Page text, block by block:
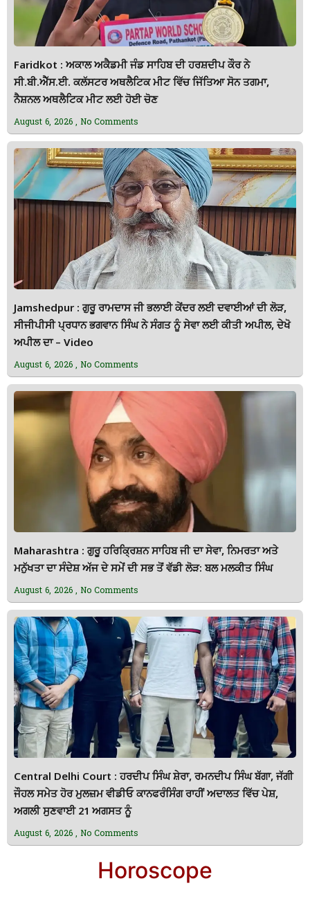
Faridkot : ਅਕਾਲ ਅਕੈਡਮੀ ਜੰਡ ਸਾਹਿਬ ਦੀ ਹਰਸ਼ਦੀਪ ਕੌਰ ਨੇ
ਸੀ.ਬੀ.ਐੱਸ.ਈ. ਕਲੱਸਟਰ ਅਥਲੈਟਿਕ ਮੀਟ ਵਿੱਚ ਜਿੱਤਿਆ ਸੋਨ ਤਗਮਾ,
ਨੈਸ਼ਨਲ ਅਥਲੈਟਿਕ ਮੀਟ ਲਈ ਹੋਈ ਚੋਣ
August 6, 2026 No Comments
Jamshedpur : ਗੁਰੂ ਰਾਮਦਾਸ ਜੀ ਭਲਾਈ ਕੇਂਦਰ ਲਈ ਦਵਾਈਆਂ ਦੀ ਲੋੜ,
ਸੀਜੀਪੀਸੀ ਪ੍ਰਧਾਨ ਭਗਵਾਨ ਸਿੰਘ ਨੇ ਸੰਗਤ ਨੂੰ ਸੇਵਾ ਲਈ ਕੀਤੀ ਅਪੀਲ, ਦੇਖੋ
ਅਪੀਲ ਦਾ – Video
August 6, 2026 No Comments
Maharashtra : ਗੁਰੂ ਹਰਿਕ੍ਰਿਸ਼ਨ ਸਾਹਿਬ ਜੀ ਦਾ ਸੇਵਾ, ਨਿਮਰਤਾ ਅਤੇ
ਮਨੁੱਖਤਾ ਦਾ ਸੰਦੇਸ਼ ਅੱਜ ਦੇ ਸਮੇਂ ਦੀ ਸਭ ਤੋਂ ਵੱਡੀ ਲੋੜ: ਬਲ ਮਲਕੀਤ ਸਿੰਘ
August 6, 2026 No Comments
Central Delhi Court : ਹਰਦੀਪ ਸਿੰਘ ਸ਼ੇਰਾ, ਰਮਨਦੀਪ ਸਿੰਘ ਬੱਗਾ, ਜੱਗੀ
ਜੌਹਲ ਸਮੇਤ ਹੋਰ ਮੁਲਜ਼ਮ ਵੀਡੀਓ ਕਾਨਫਰੰਸਿੰਗ ਰਾਹੀਂ ਅਦਾਲਤ ਵਿੱਚ ਪੇਸ਼,
ਅਗਲੀ ਸੁਣਵਾਈ 21 ਅਗਸਤ ਨੂੰ
August 6, 2026 No Comments
Horoscope